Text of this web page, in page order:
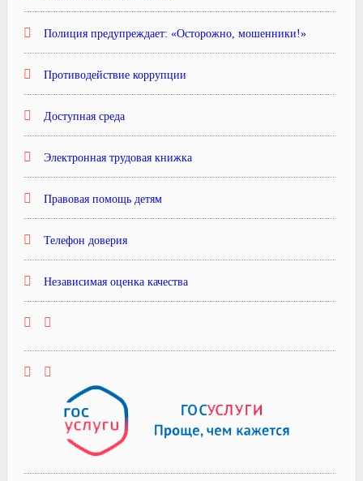
Полиция предупреждает: «Осторожно, мошенники!»
Противодействие коррупции
Доступная среда
Электронная трудовая книжка
Правовая помощь детям
Телефон доверия
Независимая оценка качества